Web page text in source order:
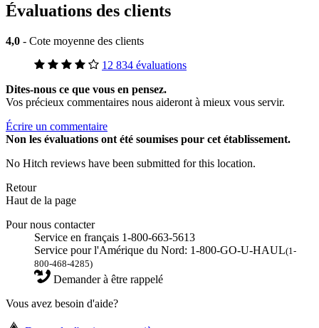
Évaluations des clients
4,0 - Cote moyenne des clients
12 834 évaluations
Dites-nous ce que vous en pensez.
Vos précieux commentaires nous aideront à mieux vous servir.
Écrire un commentaire
Non les évaluations ont été soumises pour cet établissement.
No Hitch reviews have been submitted for this location.
Retour
Haut de la page
Pour nous contacter
Service en français 1-800-663-5613
Service pour l'Amérique du Nord: 1-800-GO-U-HAUL(1-
800-468-4285)
Demander à être rappelé
Vous avez besoin d'aide?